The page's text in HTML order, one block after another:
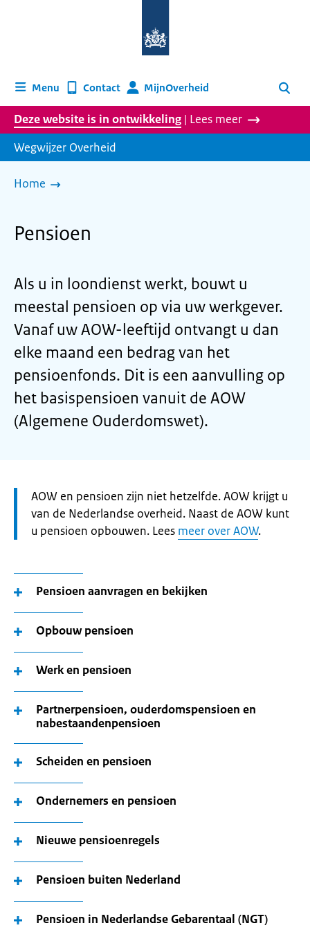
homepage
Menu Contact MijnOverheid Zoeken
Deze website is in ontwikkeling | Lees meer
Wegwijzer Overheid
Home
Pensioen
Als u in loondienst werkt, bouwt u
meestal pensioen op via uw werkgever.
Vanaf uw AOW-leeftijd ontvangt u dan
elke maand een bedrag van het
pensioenfonds. Dit is een aanvulling op
het basispensioen vanuit de AOW
(Algemene Ouderdomswet).
Let
op:
AOW en pensioen zijn niet hetzelfde. AOW krijgt u
van de Nederlandse overheid. Naast de AOW kunt
u pensioen opbouwen. Lees meer over AOW.
Pensioen aanvragen en bekijken
Opbouw pensioen
Werk en pensioen
Partnerpensioen, ouderdomspensioen en
nabestaandenpensioen
Scheiden en pensioen
Ondernemers en pensioen
Nieuwe pensioenregels
Pensioen buiten Nederland
Pensioen in Nederlandse Gebarentaal (NGT)